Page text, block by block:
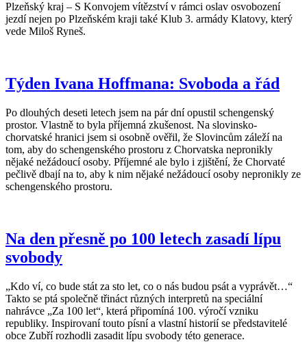
Plzeňský kraj – S Konvojem vítězství v rámci oslav osvobození
jezdí nejen po Plzeňském kraji také Klub 3. armády Klatovy, který
vede Miloš Ryneš.
Týden Ivana Hoffmana: Svoboda a řád
Po dlouhých deseti letech jsem na pár dní opustil schengenský
prostor. Vlastně to byla příjemná zkušenost. Na slovinsko-
chorvatské hranici jsem si osobně ověřil, že Slovincům záleží na
tom, aby do schengenského prostoru z Chorvatska nepronikly
nějaké nežádoucí osoby. Příjemné ale bylo i zjištění, že Chorvaté
pečlivě dbají na to, aby k nim nějaké nežádoucí osoby nepronikly ze
schengenského prostoru.
Na den přesně po 100 letech zasadí lípu
svobody
„Kdo ví, co bude stát za sto let, co o nás budou psát a vyprávět…“
Takto se ptá společně třináct různých interpretů na speciální
nahrávce „Za 100 let“, která připomíná 100. výročí vzniku
republiky. Inspirovaní touto písní a vlastní historií se představitelé
obce Zubří rozhodli zasadit lípu svobody této generace.